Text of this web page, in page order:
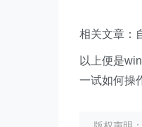
相关文章：
以上便是
一试如何操